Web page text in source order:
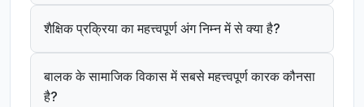
शैक्षिक प्रक्रिया का महत्त्वपूर्ण अंग निम्न में से क्या है?
बालक के सामाजिक विकास में सबसे महत्त्वपूर्ण कारक कौनसा
है?